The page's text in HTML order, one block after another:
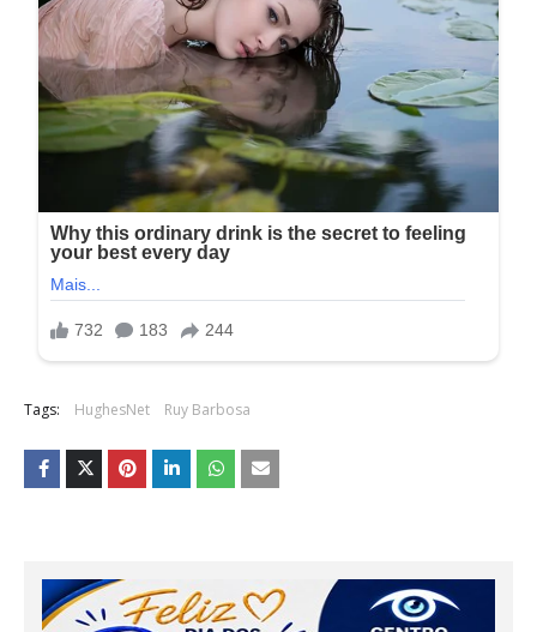
Tags: HughesNet Ruy Barbosa